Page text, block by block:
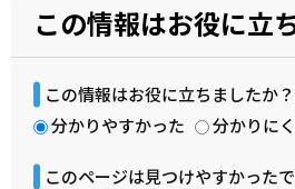
この情報はお役に立
この情報はお役に立ちましたか？
分かりやすかった
分かりに
このページは見つけやすかった